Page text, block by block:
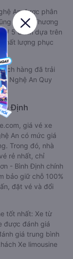
An được phân
- Mến Thương
/ 5 điểm dựa trên
lượng phục
hàng đã trải
Nghệ An Quy
Định
giá vé xe
An có mức giá
Trong đó, nhà
rẻ nhất, chỉ
- Bình Định chính
bảo giữ chỗ 100%
đặt vé và đổi
tốt nhất: Xe từ
được đánh giá
giá trung bình
Xe limousine